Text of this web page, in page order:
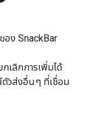
อง SnackBar
เลิกการเพิ่มได้
วส่งอื่นๆ ที่เชื่อม